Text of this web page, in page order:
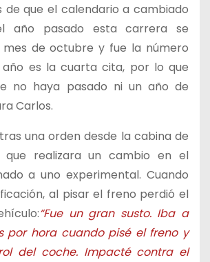
de que el calendario a cambiado
año pasado esta carrera se
de octubre y fue la número
año es la cuarta cita, por lo que
no haya pasado ni un año de
Carlos.
una orden desde la cabina de
que realizara un cambio en el
a uno experimental. Cuando
al pisar el freno perdió el
“Fue un gran susto. Iba a
por hora cuando pisé el freno y
del coche. Impacté contra el